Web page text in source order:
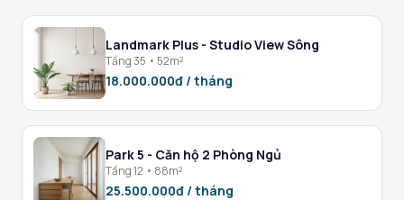
Landmark Plus - Studio View Sông
Tầng 35 • 52m²
18.000.000đ / tháng
Park 5 - Căn hộ 2 Phòng Ngủ
Tầng 12 • 88m²
25.500.000đ / tháng